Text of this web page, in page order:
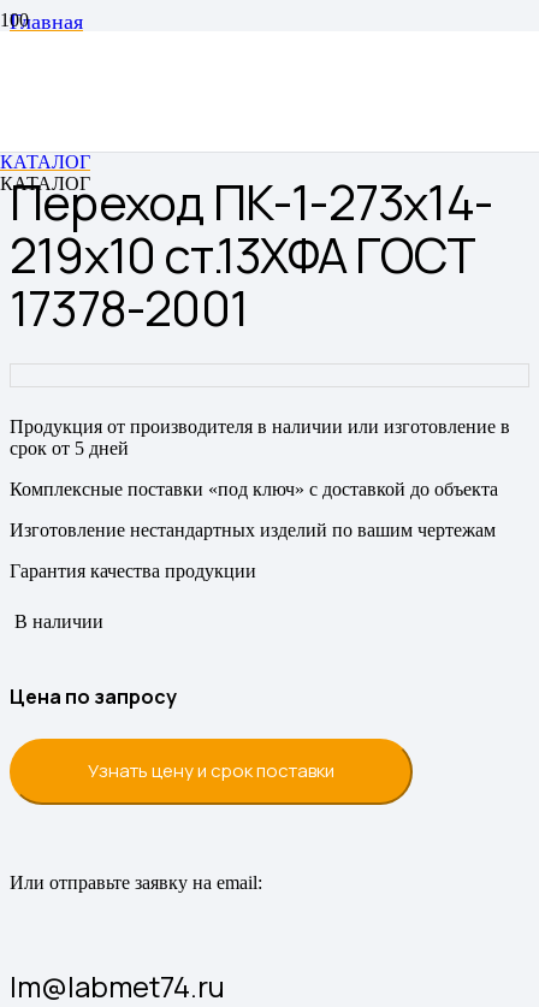
КАТАЛОГ
КАТАЛОГ
Главная
Переход ПК-1-273х14-
219х10 ст.13ХФА ГОСТ
17378-2001
Продукция от производителя в наличии или изготовление в
срок от 5 дней
Комплексные поставки «под ключ» с доставкой до объекта
Изготовление нестандартных изделий по вашим чертежам
Гарантия качества продукции
В наличии
Цена по запросу
Узнать цену и срок поставки
Или отправьте заявку на email:
lm@labmet74.ru